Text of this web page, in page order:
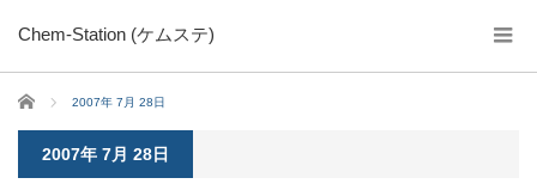
Chem-Station (ケムステ)
ホーム 2007年 7月 28日
2007年 7月 28日